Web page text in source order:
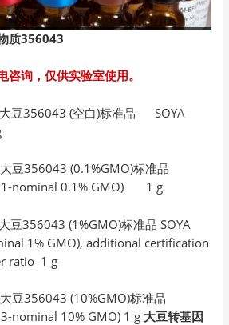
质356043
咨询，仅供实验室使用。
大豆356043 (空白)标准品 SOYA
豆356043 (0.1%GMO)标准品
1-nominal 0.1% GMO) 1 g
豆356043 (1%GMO)标准品 SOYA
1% GMO), additional certification
ratio 1 g
大豆356043 (10%GMO)标准品
nominal 10% GMO) 1 g 大豆转基因